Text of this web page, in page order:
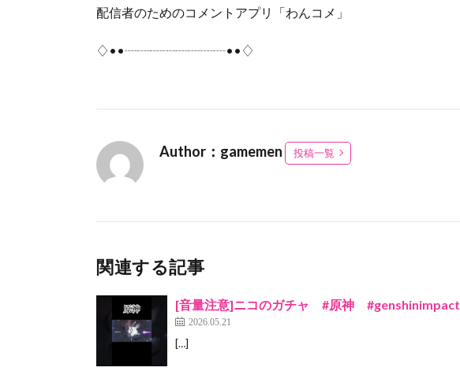
配信者のためのコメントアプリ「わんコメ」
♢••┈┈┈┈┈┈┈┈••♢
Author：gamemen 投稿一覧
関連する記事
[音量注意]ニコのガチャ #原神 #genshinimpact
2026.05.21
[…]